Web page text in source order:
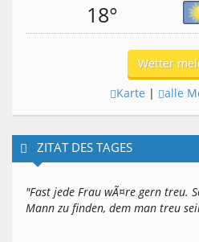
18°
Wetter
Karte | alle
ZITAT DES TAGES
"Fast jede Frau wÃ¤re gern treu.
Mann zu finden, dem man treu